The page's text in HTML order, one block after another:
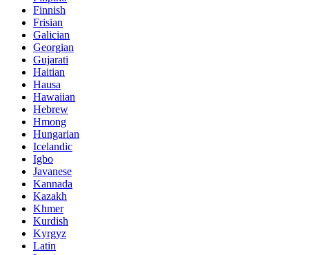
Finnish
Frisian
Galician
Georgian
Gujarati
Haitian
Hausa
Hawaiian
Hebrew
Hmong
Hungarian
Icelandic
Igbo
Javanese
Kannada
Kazakh
Khmer
Kurdish
Kyrgyz
Latin